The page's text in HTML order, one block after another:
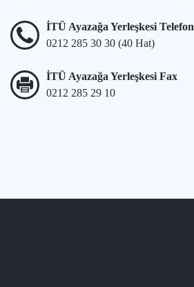
İTÜ Ayazağa Yerleşkesi Telefon
0212 285 30 30 (40 Hat)
İTÜ Ayazağa Yerleşkesi Fax
0212 285 29 10